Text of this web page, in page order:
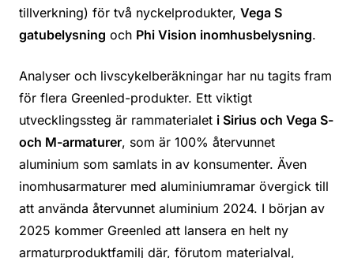
tillverkning) för två nyckelprodukter, Vega S
gatubelysning och Phi Vision inomhusbelysning.
Analyser och livscykelberäkningar har nu tagits fram
för flera Greenled-produkter. Ett viktigt
utvecklingssteg är rammaterialet i Sirius och Vega S-
och M-armaturer, som är 100% återvunnet
aluminium som samlats in av konsumenter. Även
inomhusarmaturer med aluminiumramar övergick till
att använda återvunnet aluminium 2024. I början av
2025 kommer Greenled att lansera en helt ny
armaturproduktfamilj där, förutom materialval,